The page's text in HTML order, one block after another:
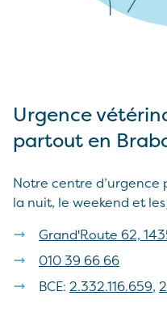
Urgence
partout en
Notre centre d’urgence
la nuit, le weekend et
Grand'Route 62,
010 39 66 66
BCE: 2.332.116.659,